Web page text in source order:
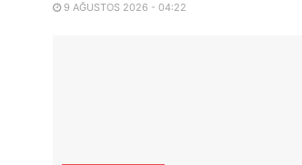
9 AĞUSTOS 2026 - 04:22